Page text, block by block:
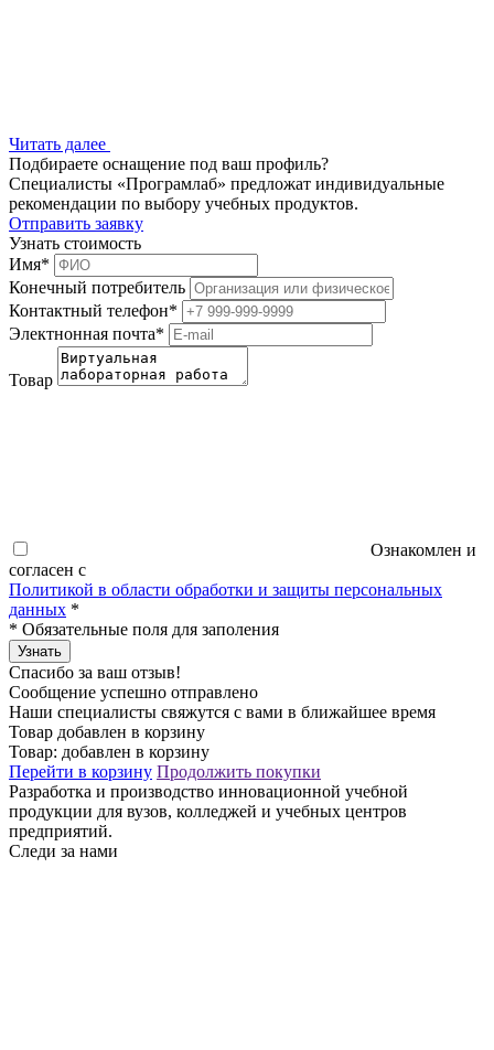
Читать далее
Подбираете оснащение под ваш профиль?
Специалисты «Програмлаб» предложат индивидуальные
рекомендации по выбору учебных продуктов.
Отправить заявку
Узнать стоимость
Имя*
Конечный потребитель
Контактный телефон*
Электнонная почта*
Товар
Ознакомлен и
согласен с
Политикой в области обработки и защиты персональных
данных *
* Обязательные поля для заполения
Узнать
Спасибо за ваш отзыв!
Сообщение успешно отправлено
Наши специалисты свяжутся с вами в ближайшее время
Товар добавлен в корзину
Товар: добавлен в корзину
Перейти в корзину Продолжить покупки
Разработка и производство инновационной учебной
продукции для вузов, колледжей и учебных центров
предприятий.
Следи за нами